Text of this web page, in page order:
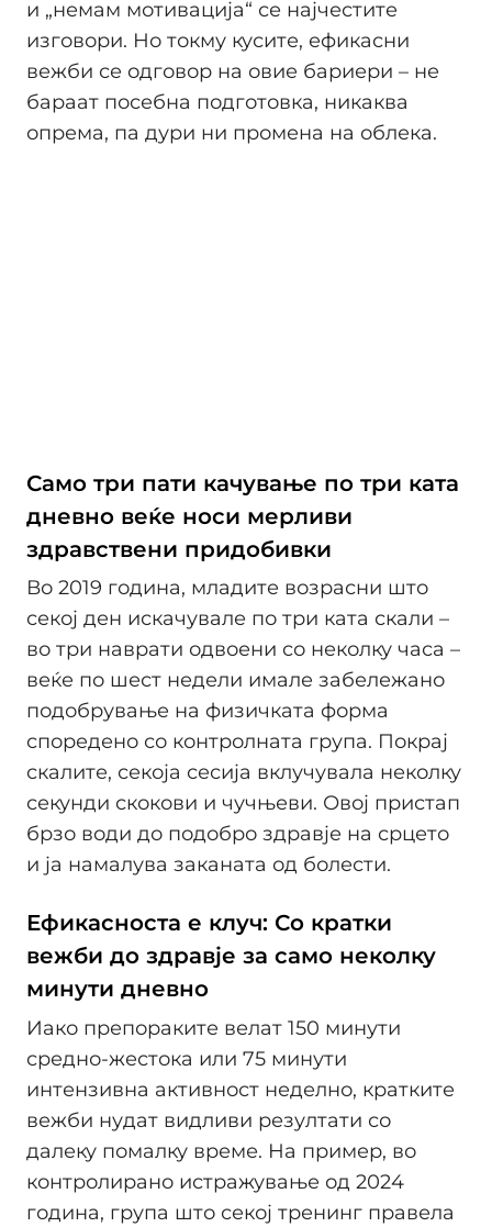
и „немам мотивација“ се најчестите
изговори. Но токму кусите, ефикасни
вежби се одговор на овие бариери – не
бараат посебна подготовка, никаква
опрема, па дури ни промена на облека.
Само три пати качување по три ката
дневно веќе носи мерливи
здравствени придобивки
Во 2019 година, младите возрасни што
секој ден искачувале по три ката скали –
во три наврати одвоени со неколку часа –
веќе по шест недели имале забележано
подобрување на физичката форма
споредено со контролната група. Покрај
скалите, секоја сесија вклучувала неколку
секунди скокови и чучњеви. Овој пристап
брзо води до подобро здравје на срцето
и ја намалува заканата од болести.
Ефикасноста е клуч: Со кратки
вежби до здравје за само неколку
минути дневно
Иако препораките велат 150 минути
средно-жестока или 75 минути
интензивна активност неделно, кратките
вежби нудат видливи резултати со
далеку помалку време. На пример, во
контролирано истражување од 2024
година, група што секој тренинг правела